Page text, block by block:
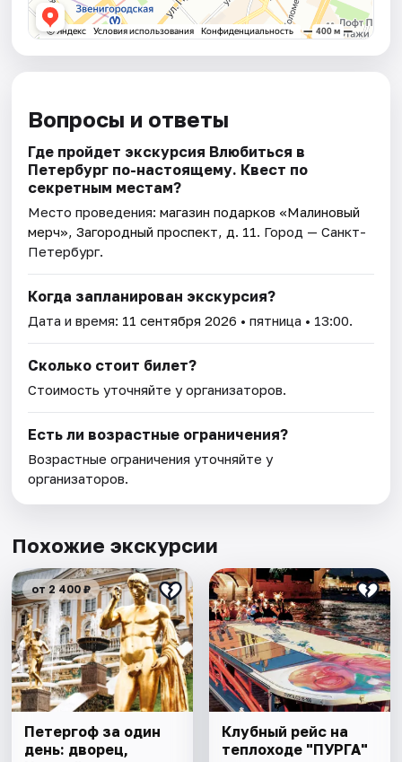
Вопросы и ответы
Где пройдет экскурсия Влюбиться в
Петербург по-настоящему. Квест по
секретным местам?
Место проведения:магазин подарков «Малиновый
мерч», Загородный проспект, д. 11. Город — Санкт-
Петербург.
Когда запланирован экскурсия?
Дата и время: 11 сентября 2026 • пятница • 13:00.
Сколько стоит билет?
Стоимость уточняйте у организаторов.
Есть ли возрастные ограничения?
Возрастные ограничения уточняйте у
организаторов.
Похожие экскурсии
от 2 400 ₽
Петергоф за один
день: дворец,
Клубный рейс на
теплоходе "ПУРГА"